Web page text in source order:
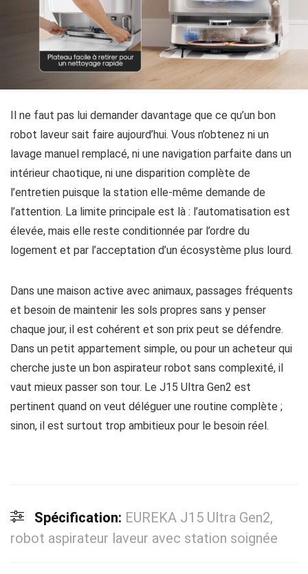
Il ne faut pas lui demander davantage que ce qu’un bon
robot laveur sait faire aujourd’hui. Vous n’obtenez ni un
lavage manuel remplacé, ni une navigation parfaite dans un
intérieur chaotique, ni une disparition complète de
l’entretien puisque la station elle-même demande de
l’attention. La limite principale est là : l’automatisation est
élevée, mais elle reste conditionnée par l’ordre du
logement et par l’acceptation d’un écosystème plus lourd.
Dans une maison active avec animaux, passages fréquents
et besoin de maintenir les sols propres sans y penser
chaque jour, il est cohérent et son prix peut se défendre.
Dans un petit appartement simple, ou pour un acheteur qui
cherche juste un bon aspirateur robot sans complexité, il
vaut mieux passer son tour. Le J15 Ultra Gen2 est
pertinent quand on veut déléguer une routine complète ;
sinon, il est surtout trop ambitieux pour le besoin réel.
Spécification: EUREKA J15 Ultra Gen2,
robot aspirateur laveur avec station soignée